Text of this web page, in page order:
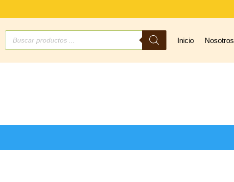
Búsqueda
productos
Inicio Nosotros